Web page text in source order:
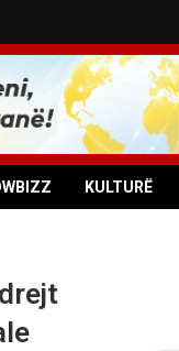
KULTURË